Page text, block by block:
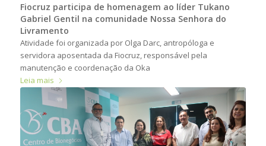
Fiocruz participa de homenagem ao líder Tukano
Gabriel Gentil na comunidade Nossa Senhora do
Livramento
Atividade foi organizada por Olga Darc, antropóloga e
servidora aposentada da Fiocruz, responsável pela
manutenção e coordenação da Oka
Leia mais